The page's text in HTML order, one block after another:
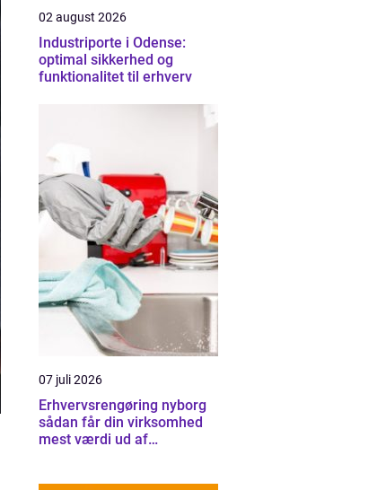
02 august 2026
Industriporte i Odense:
optimal sikkerhed og
funktionalitet til erhverv
07 juli 2026
Erhvervsrengøring nyborg
sådan får din virksomhed
mest værdi ud af